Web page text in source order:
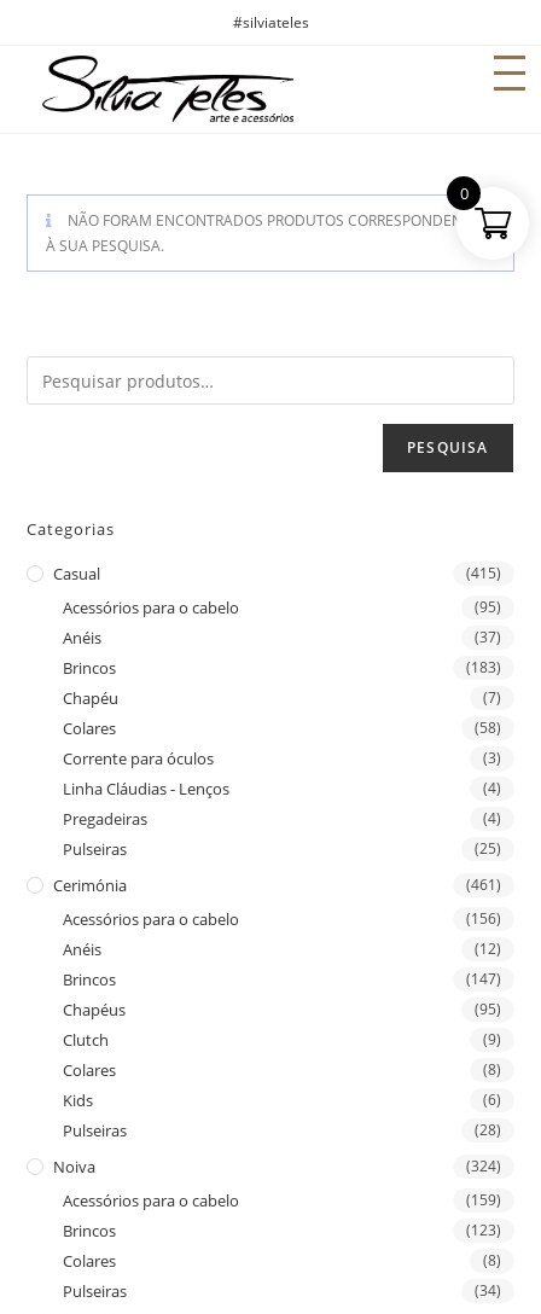
#silviateles
NÃO FORAM ENCONTRADOS PRODUTOS CORRESPONDENTES
À SUA PESQUISA.
PESQUISA
Categorias
Casual (415)
Acessórios para o cabelo (95)
Anéis (37)
Brincos (183)
Chapéu (7)
Colares (58)
Corrente para óculos (3)
Linha Cláudias - Lenços (4)
Pregadeiras (4)
Pulseiras (25)
Cerimónia (461)
Acessórios para o cabelo (156)
Anéis (12)
Brincos (147)
Chapéus (95)
Clutch (9)
Colares (8)
Kids (6)
Pulseiras (28)
Noiva (324)
Acessórios para o cabelo (159)
Brincos (123)
Colares (8)
Pulseiras (34)
0